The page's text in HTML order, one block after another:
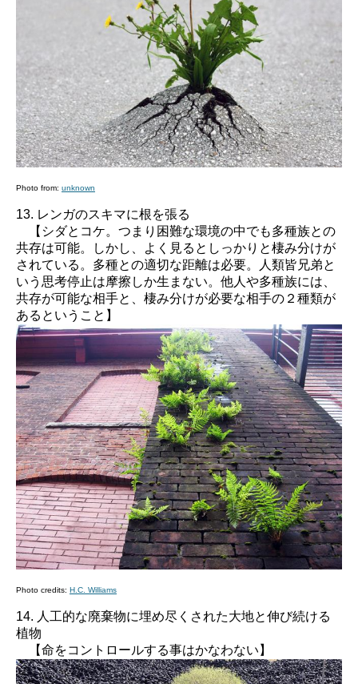
Photo from: unknown
13. レンガのスキマに根を張る
【シダとコケ。つまり困難な環境の中でも多種族との
共存は可能。しかし、よく見るとしっかりと棲み分けが
されている。多種との適切な距離は必要。人類皆兄弟と
いう思考停止は摩擦しか生まない。他人や多種族には、
共存が可能な相手と、棲み分けが必要な相手の２種類が
あるということ】
Photo credits: H.C. Williams
14. 人工的な廃棄物に埋め尽くされた大地と伸び続ける
植物
【命をコントロールする事はかなわない】